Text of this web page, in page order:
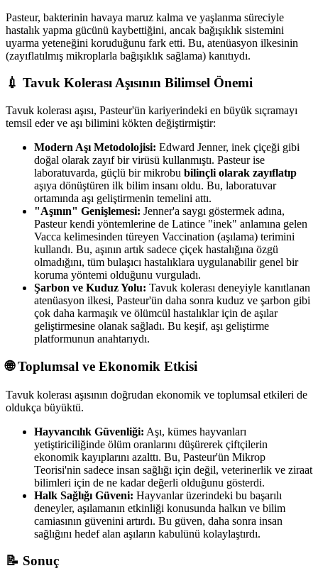
Pasteur, bakterinin havaya maruz kalma ve yaşlanma süreciyle
hastalık yapma gücünü kaybettiğini, ancak bağışıklık sistemini
uyarma yeteneğini koruduğunu fark etti. Bu, atenüasyon ilkesinin
(zayıflatılmış mikroplarla bağışıklık sağlama) kanıtıydı.
💉 Tavuk Kolerası Aşısının Bilimsel Önemi
Tavuk kolerası aşısı, Pasteur'ün kariyerindeki en büyük sıçramayı
temsil eder ve aşı bilimini kökten değiştirmiştir:
Modern Aşı Metodolojisi: Edward Jenner, inek çiçeği gibi
doğal olarak zayıf bir virüsü kullanmıştı. Pasteur ise
laboratuvarda, güçlü bir mikrobu bilinçli olarak zayıflatıp
aşıya dönüştüren ilk bilim insanı oldu. Bu, laboratuvar
ortamında aşı geliştirmenin temelini attı.
"Aşının" Genişlemesi: Jenner'a saygı göstermek adına,
Pasteur kendi yöntemlerine de Latince "inek" anlamına gelen
Vacca kelimesinden türeyen Vaccination (aşılama) terimini
kullandı. Bu, aşının artık sadece çiçek hastalığına özgü
olmadığını, tüm bulaşıcı hastalıklara uygulanabilir genel bir
koruma yöntemi olduğunu vurguladı.
Şarbon ve Kuduz Yolu: Tavuk kolerası deneyiyle kanıtlanan
atenüasyon ilkesi, Pasteur'ün daha sonra kuduz ve şarbon gibi
çok daha karmaşık ve ölümcül hastalıklar için de aşılar
geliştirmesine olanak sağladı. Bu keşif, aşı geliştirme
platformunun anahtarıydı.
🌐 Toplumsal ve Ekonomik Etkisi
Tavuk kolerası aşısının doğrudan ekonomik ve toplumsal etkileri de
oldukça büyüktü.
Hayvancılık Güvenliği: Aşı, kümes hayvanları
yetiştiriciliğinde ölüm oranlarını düşürerek çiftçilerin
ekonomik kayıplarını azalttı. Bu, Pasteur'ün Mikrop
Teorisi'nin sadece insan sağlığı için değil, veterinerlik ve ziraat
bilimleri için de ne kadar değerli olduğunu gösterdi.
Halk Sağlığı Güveni: Hayvanlar üzerindeki bu başarılı
deneyler, aşılamanın etkinliği konusunda halkın ve bilim
camiasının güvenini artırdı. Bu güven, daha sonra insan
sağlığını hedef alan aşıların kabulünü kolaylaştırdı.
📝 Sonuç